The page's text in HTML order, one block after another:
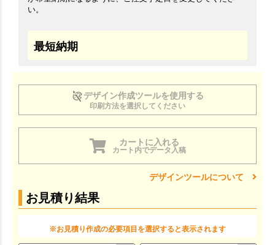
い。
最短納期
デザイン作成ツールを使用する
印刷方法を選択してください
カートに入れる
カート内でデータ入稿
デザインツールについて
お見積り結果
※お見積り作成の必要項目を選択すると表示されます